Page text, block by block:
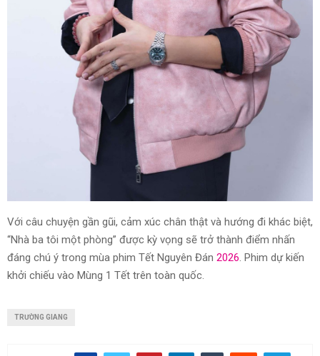
Với câu chuyện gần gũi, cảm xúc chân thật và hướng đi khác biệt,
“Nhà ba tôi một phòng” được kỳ vọng sẽ trở thành điểm nhấn
đáng chú ý trong mùa phim Tết Nguyên Đán 2026. Phim dự kiến
khởi chiếu vào Mùng 1 Tết trên toàn quốc.
TRƯỜNG GIANG